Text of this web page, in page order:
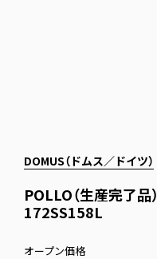
DOMUS（ドムス／ドイツ）
POLLO（生産完了品）
172SS158L
オープン価格